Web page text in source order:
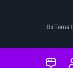
BirTema